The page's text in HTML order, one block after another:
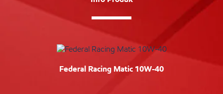
Federal Racing Matic 10W-40